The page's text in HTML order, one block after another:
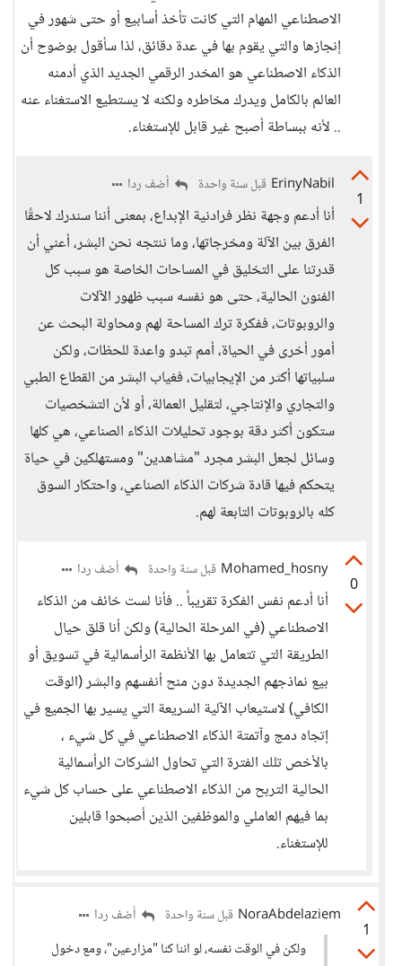
الاصطناعي المهام التي كانت تأخذ أسابيع أو حتى شهور في
إنجازها والتي يقوم بها في عدة دقائق، لذا سأقول بوضوح أن
الذكاء الاصطناعي هو المخدر الرقمي الجديد الذي أدمنه
العالم بالكامل ويدرك مخاطره ولكنه لا يستطيع الاستغناء عنه
.. لأنه ببساطة أصبح غير قابل للإستغناء.
1
ErinyNabil قبل سنة واحدة أضف ردا
أنا أدعم وجهة نظر فرادنية الإبداع، بمعنى أننا سندرك لاحقًا
الفرق بين الآلة ومخرجاتها، وما ننتجه نحن البشر، أعني أن
قدرتنا على التخليق في المساحات الخاصة هو سبب كل
الفنون الحالية، حتى هو نفسه سبب ظهور الآلات
والروبوتات، ففكرة ترك المساحة لهم ومحاولة البحث عن
أمور أخرى في الحياة، أمم تبدو واعدة للحظات، ولكن
سلبياتها أكثر من الإيجابيات، فغياب البشر من القطاع الطبي
والتجاري والإنتاجي، لتقليل العمالة، أو لأن التشخصيات
ستكون أكثر دقة بوجود تحليلات الذكاء الصناعي، هي كلها
وسائل لجعل البشر مجرد "مشاهدين" ومستهلكين في حياة
يتحكم فيها قادة شركات الذكاء الصناعي، واحتكار السوق
كله بالروبوتات التابعة لهم.
0
Mohamed_hosny قبل سنة واحدة أضف ردا
أنا أدعم نفس الفكرة تقريباً .. فأنا لست خائف من الذكاء
الاصطناعي (في المرحلة الحالية) ولكن أنا قلق حيال
الطريقة التي تتعامل بها الأنظمة الرأسمالية في تسويق أو
بيع نماذجهم الجديدة دون منح أنفسهم والبشر (الوقت
الكافي) لاستيعاب الآلية السريعة التي يسير بها الجميع في
إتجاه دمج وآتمتة الذكاء الاصطناعي في كل شيء ،
بالأخص تلك الفترة التي تحاول الشركات الرأسمالية
الحالية التربح من الذكاء الاصطناعي على حساب كل شيء
بما فيهم العاملي والموظفين الذين أصبحوا قابلين
للإستغناء.
1
NoraAbdelaziem قبل سنة واحدة
أضف ردا
ولكن في الوقت نفسه، لو اننا كنا "مزارعين"، ومع دخول